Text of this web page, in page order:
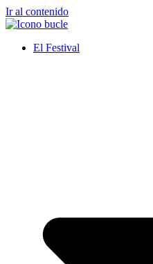
Ir al contenido
El Festival